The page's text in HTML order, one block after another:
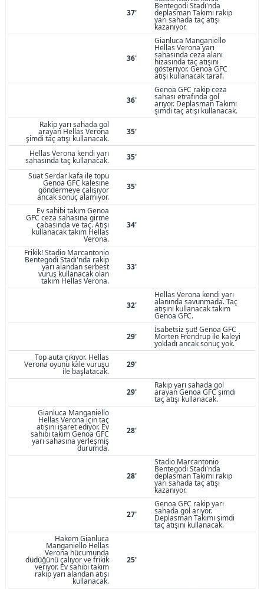
37'
Bentegodi Stadı'nda
deplasman Takımı rakip
yarı sahada taç atışı
kazanıyor.
36'
Gianluca Manganiello
Hellas Verona yarı
sahasında ceza alanı
hizasında taç atışını
gösteriyor. Genoa GFC
atışı kullanacak taraf.
36'
Genoa GFC rakip ceza
sahası etrafında gol
arıyor. Deplasman Takımı
şimdi taç atışı kullanacak.
Rakip yarı sahada gol
arayan Hellas Verona
şimdi taç atışı kullanacak.
35'
Hellas Verona kendi yarı
sahasında taç kullanacak.
35'
Suat Serdar kafa ile topu
Genoa GFC kalesine
göndermeye çalışıyor
ancak sonuç alamıyor.
35'
Ev sahibi takım Genoa
GFC ceza sahasına girme
çabasında ve taç. Atışı
kullanacak takım Hellas
Verona.
34'
Frikik! Stadio Marcantonio
Bentegodi Stadı'nda rakip
yarı alandan serbest
vuruş kullanacak olan
takım Hellas Verona.
33'
32'
Hellas Verona kendi yarı
alanında savunmada. Taç
atışını kullanacak takım
Genoa GFC.
29'
İsabetsiz şut! Genoa GFC
Morten Frendrup ile kaleyi
yokladı ancak sonuç yok.
Top auta çıkıyor. Hellas
Verona oyunu kale vuruşu
ile başlatacak.
29'
29'
Rakip yarı sahada gol
arayan Genoa GFC şimdi
taç atışı kullanacak.
Gianluca Manganiello
Hellas Verona için taç
atışını işaret ediyor. Ev
sahibi takım Genoa GFC
yarı sahasına yerleşmiş
durumda.
28'
28'
Stadio Marcantonio
Bentegodi Stadı'nda
deplasman Takımı rakip
yarı sahada taç atışı
kazanıyor.
27'
Genoa GFC rakip yarı
sahada gol arıyor.
Deplasman Takımı şimdi
taç atışını kullanacak.
Hakem Gianluca
Manganiello Hellas
Verona hücumunda
düdüğünü çalıyor ve frikik
veriyor. Ev sahibi takım
rakip yarı alandan atışı
kullanacak.
25'